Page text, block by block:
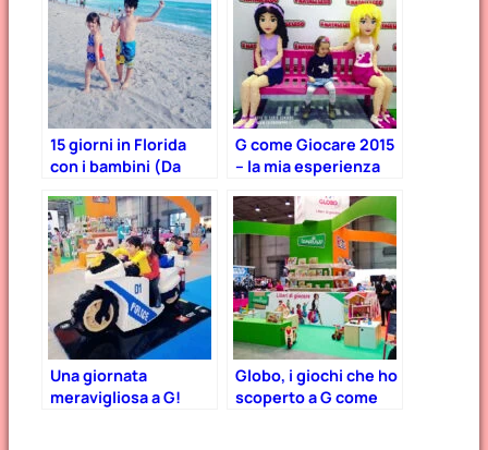
15 giorni in Florida
con i bambini (Da
G come Giocare 2015
– la mia esperienza
giocattolo
Una giornata
meravigliosa a G!
Globo, i giochi che ho
scoperto a G come